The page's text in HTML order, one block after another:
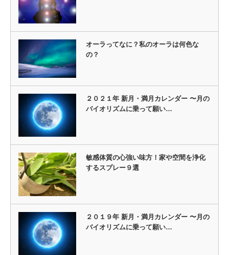
オーラってなに？私のオーラは何色な
の？
２０２１年 新月・満月カレンダー 〜月の
バイオリズムに乗って願い…
敏感体質の心強い味方！家や空間を浄化
するスプレー９選
２０１９年 新月・満月カレンダー 〜月の
バイオリズムに乗って願い…